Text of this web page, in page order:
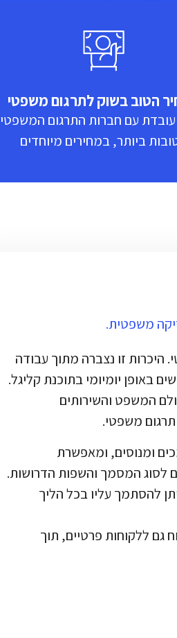
הטוב בשוק לתרגום משפטי
עובדת עם חברות התרגום המשפטי
ביותר, במחירים מיוחדים
משפטית.
היכרות זו נצברה מתוך עבודה
באופן יומיומי בתוכנת קליגל.
המשפט והשירותים
תרגום משפטי.
ומנוסים, ומאפשרת
לסוג המסמך והשפות הדרושות.
להסתמך עליו בכל הליך
גם ללקוחות פרטיים, תוך